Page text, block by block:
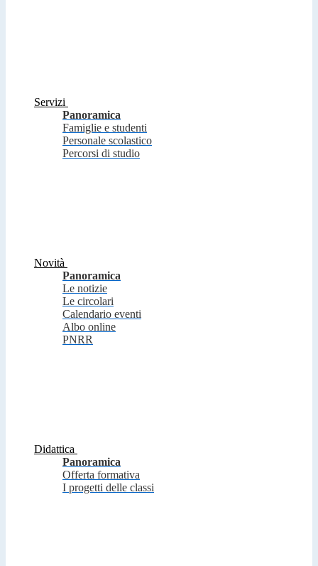
Servizi
Panoramica
Famiglie e studenti
Personale scolastico
Percorsi di studio
Novità
Panoramica
Le notizie
Le circolari
Calendario eventi
Albo online
PNRR
Didattica
Panoramica
Offerta formativa
I progetti delle classi